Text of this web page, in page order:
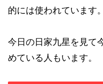
的には使われています。
今日の日家九星を見て
めている人もいます。